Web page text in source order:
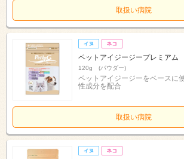
取扱い病院
ペットアイジージープレミアム
120g (パウダー)
ペットアイジージーをベースに
性成分を配合
取扱い病院